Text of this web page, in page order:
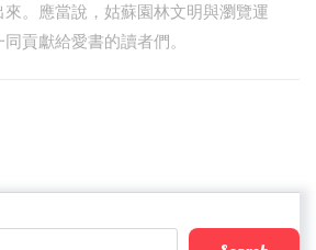
。應當說，姑蘇園林文明與瀏覽運
貢獻給愛書的讀者們。